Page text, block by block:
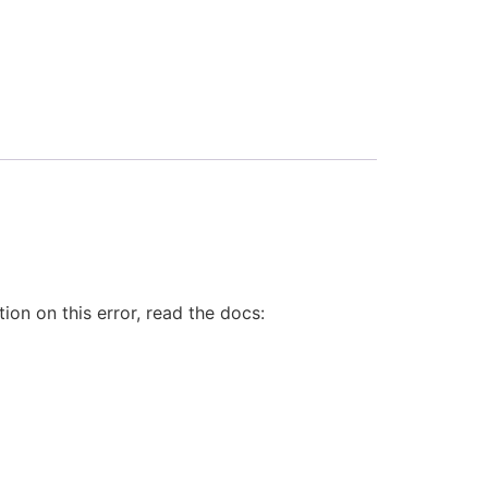
on this error, read the docs: